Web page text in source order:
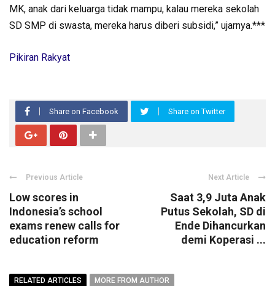
MK, anak dari keluarga tidak mampu, kalau mereka sekolah
SD SMP di swasta, mereka harus diberi subsidi,” ujarnya.***
Pikiran Rakyat
Share on Facebook Share on Twitter
Previous Article
Low scores in
Indonesia’s school
exams renew calls for
education reform
Next Article
Saat 3,9 Juta Anak
Putus Sekolah, SD di
Ende Dihancurkan
demi Koperasi ...
RELATED ARTICLES
MORE FROM AUTHOR